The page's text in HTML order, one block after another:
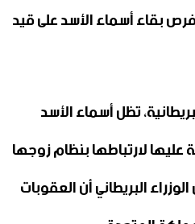
بقاء أسماء الأسد على قيد
تظل أسماء الأسد
لارتباطها بنظام زوجها
البريطاني أن العقوبات